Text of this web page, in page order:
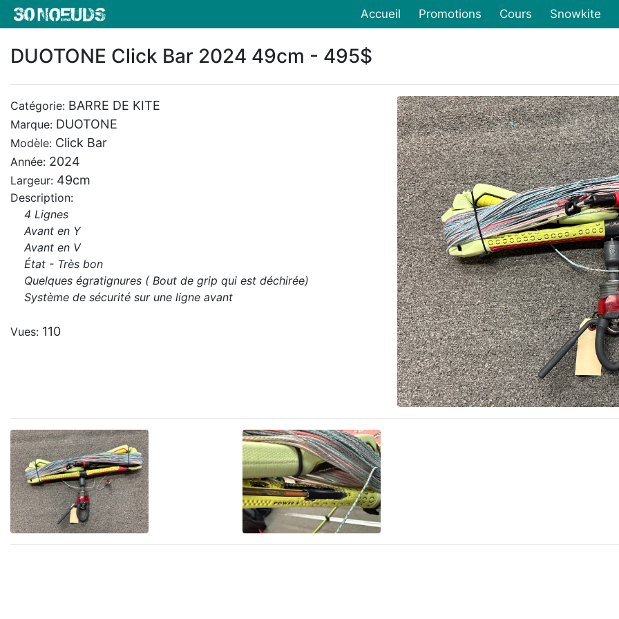
Accueil Promotions Cours Snowkite
DUOTONE Click Bar 2024 49cm - 495$
Catégorie: BARRE DE KITE
Marque: DUOTONE
Modèle: Click Bar
Année: 2024
Largeur: 49cm
Description:
4 Lignes
Avant en Y
Avant en V
État - Très bon
Quelques égratignures ( Bout de grip qui est déchirée)
Système de sécurité sur une ligne avant
Vues: 110